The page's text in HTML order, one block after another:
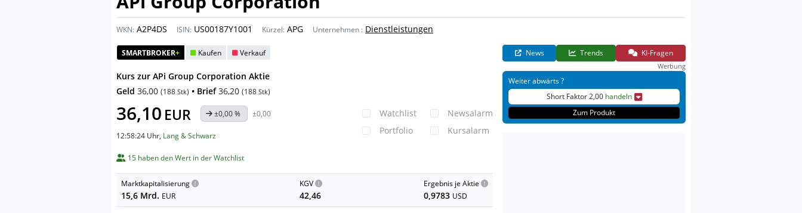
WKN: A2P4DS ISIN: US00187Y1001 Kürzel: APG Unternehmen : Dienstleistungen
SMARTBROKER+ Kaufen Verkauf
Kurs zur APi Group Corporation Aktie
Geld 36,00 (188 Stk) • Brief 36,20 (188 Stk)
36,10 EUR ±0,00 % ±0,00
12:58:24 Uhr, Lang & Schwarz
Watchlist
Portfolio
Newsalarm
Kursalarm
15 haben den Wert in der Watchlist
Marktkapitalisierung
15,6 Mrd. EUR
KGV
42,46
Ergebnis je Aktie
0,9783 USD
News Trends KI-Fragen
Werbung
Weiter abwärts ?
Short Faktor 2,00 handeln
Zum Produkt